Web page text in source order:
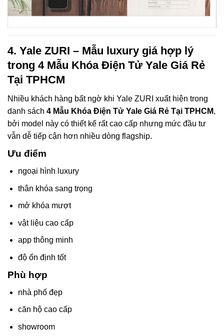
4. Yale ZURI – Mẫu luxury giá hợp lý
trong 4 Mẫu Khóa Điện Tử Yale Giá Rẻ
Tại TPHCM
Nhiều khách hàng bất ngờ khi Yale ZURI xuất hiện trong
danh sách 4 Mẫu Khóa Điện Tử Yale Giá Rẻ Tại TPHCM,
bởi model này có thiết kế rất cao cấp nhưng mức đầu tư
vẫn dễ tiếp cận hơn nhiều dòng flagship.
Ưu điểm
ngoại hình luxury
thân khóa sang trọng
mở khóa mượt
vật liệu cao cấp
app thông minh
độ ổn định tốt
Phù hợp
nhà phố đẹp
căn hộ cao cấp
showroom